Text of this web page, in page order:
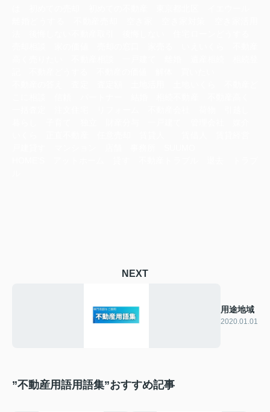
NEXT
用途地域
2020.01.01
”不動産用語用語集”おすすめ記事